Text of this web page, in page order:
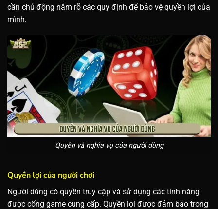
cần chủ động nắm rõ các quy định để bảo vệ quyền lợi của
mình.
Quyền và nghĩa vụ của người dùng
Quyền lợi của người chơi
Người dùng có quyền truy cập và sử dụng các tính năng
được cổng game cung cấp. Quyền lợi được đảm bảo trong